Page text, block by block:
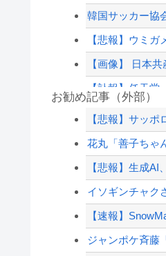
韓国サッカー協
【悲報】ウミ
【画像】 日本
【訃報】任天
【正論】ナイ
【朗報】中居正
【速報】外人
東大「貯金あ
【配信者】「
【緊急速報】
お勧め記事（外部）
【悲報】サッ
花丸「善子ちゃ
【悲報】生成
イソギンチャク
【速報】
ジャンポケ斉藤